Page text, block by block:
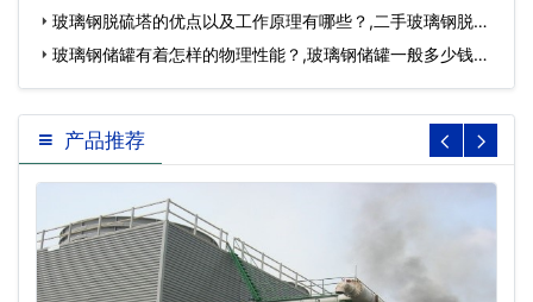
玻璃钢脱硫塔的优点以及工作原理有哪些？,二手玻璃钢脱硫
塔…玻璃钢储罐有着怎样的物理性能？,玻璃钢储罐一般多少钱…
产品推荐